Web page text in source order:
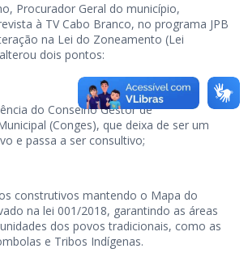
Procurador Geral do município,
à TV Cabo Branco, no programa JPB
na Lei do Zoneamento (Lei
dois pontos:
do Conselho Gestor de
(Conges), que deixa de ser um
e passa a ser consultivo;
construtivos mantendo o Mapa do
na lei 001/2018, garantindo as áreas
dos povos tradicionais, como as
e Tribos Indígenas.